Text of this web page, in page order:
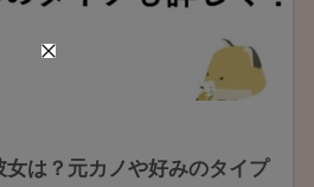
は？元カノや好みのタイプ